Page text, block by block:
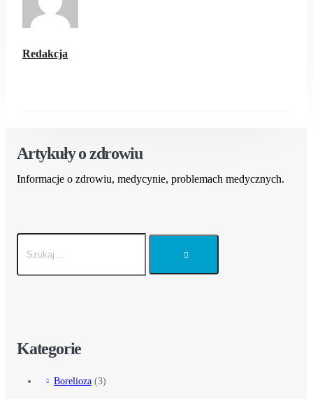
Redakcja
Artykuły o zdrowiu
Informacje o zdrowiu, medycynie, problemach medycznych.
Kategorie
Borelioza (3)